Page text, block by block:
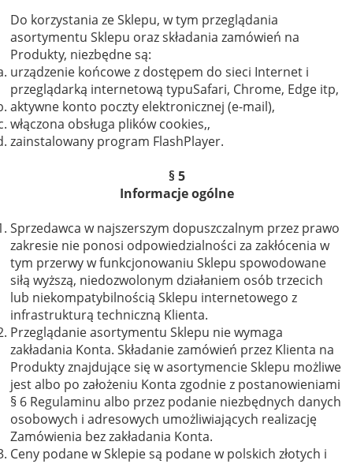
Do korzystania ze Sklepu, w tym przeglądania
asortymentu Sklepu oraz składania zamówień na
Produkty, niezbędne są:
urządzenie końcowe z dostępem do sieci Internet i
przeglądarką internetową typuSafari, Chrome, Edge itp,
aktywne konto poczty elektronicznej (e-mail),
włączona obsługa plików cookies,,
zainstalowany program FlashPlayer.
§ 5
Informacje ogólne
Sprzedawca w najszerszym dopuszczalnym przez prawo
zakresie nie ponosi odpowiedzialności za zakłócenia w
tym przerwy w funkcjonowaniu Sklepu spowodowane
siłą wyższą, niedozwolonym działaniem osób trzecich
lub niekompatybilnością Sklepu internetowego z
infrastrukturą techniczną Klienta.
Przeglądanie asortymentu Sklepu nie wymaga
zakładania Konta. Składanie zamówień przez Klienta na
Produkty znajdujące się w asortymencie Sklepu możliwe
jest albo po założeniu Konta zgodnie z postanowieniami
§ 6 Regulaminu albo przez podanie niezbędnych danych
osobowych i adresowych umożliwiających realizację
Zamówienia bez zakładania Konta.
Ceny podane w Sklepie są podane w polskich złotych i